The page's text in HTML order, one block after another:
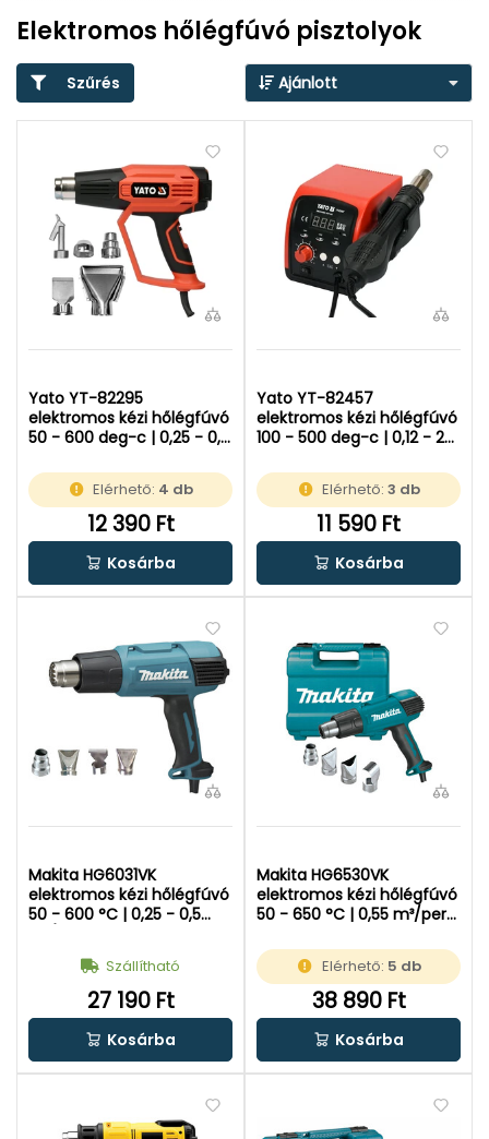
Elektromos hőlégfúvó pisztolyok
Szűrés Ajánlott
Yato YT-82295
elektromos kézi hőlégfúvó
50 - 600 deg-c | 0,25 - 0,5
Kartondobozban
Elérhető: 4 db
12 390 Ft
Kosárba
Yato YT-82457
elektromos kézi hőlégfúvó
100 - 500 deg-c | 0,12 - 2
Kartondobozban
Elérhető:3 db
11 590 Ft
Kosárba
Makita HG6031VK
elektromos kézi hőlégfúvó
50 - 600 °C | 0,25 - 0,5
Kofferben
Szállítható
27 190 Ft
Kosárba
Makita HG6530VK
elektromos kézi hőlégfúvó
50 - 650 °C | 0,55 m³/perc
Elérhető: 5 db
38 890 Ft
Kosárba